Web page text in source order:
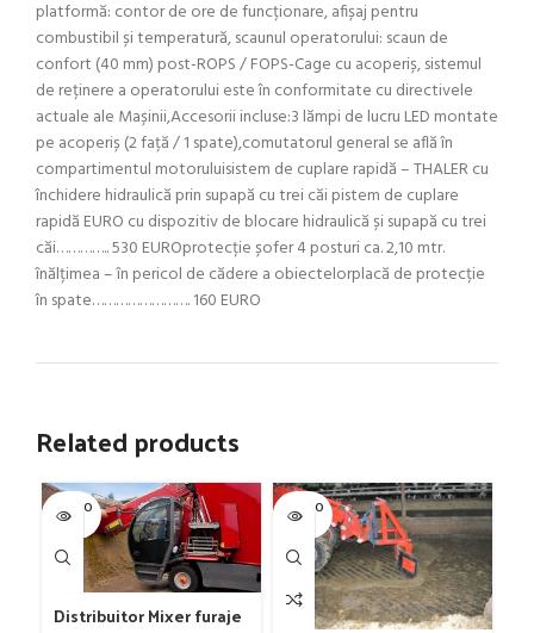
platformă: contor de ore de funcționare, afișaj pentru
combustibil și temperatură, scaunul operatorului: scaun de
confort (40 mm) post-ROPS / FOPS-Cage cu acoperiș, sistemul
de reținere a operatorului este în conformitate cu directivele
actuale ale Mașinii,Accesorii incluse:3 lămpi de lucru LED montate
pe acoperiș (2 față / 1 spate),comutatorul general se află în
compartimentul motoruluisistem de cuplare rapidă – THALER cu
închidere hidraulică prin supapă cu trei căi pistem de cuplare
rapidă EURO cu dispozitiv de blocare hidraulică și supapă cu trei
căi………….. 530 EUROprotecție șofer 4 posturi ca. 2,10 mtr.
înălțimea – în pericol de cădere a obiectelorplacă de protecție
în spate……………………. 160 EURO
Related products
SOLD O
UT
Distribuitor Mixer furaje
SOLD O
UT